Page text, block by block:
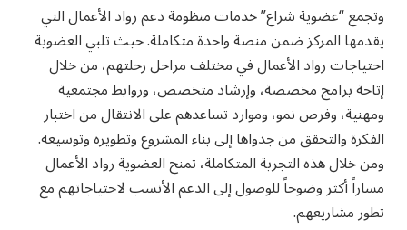
وتجمع “عضوية شراع” خدمات منظومة دعم رواد الأعمال التي
يقدمها المركز ضمن منصة واحدة متكاملة. حيث تلبي العضوية
احتياجات رواد الأعمال في مختلف مراحل رحلتهم، من خلال
إتاحة برامج مخصصة، وإرشاد متخصص، وروابط مجتمعية
ومهنية، وفرص نمو، وموارد تساعدهم على الانتقال من اختبار
الفكرة والتحقق من جدواها إلى بناء المشروع وتطويره وتوسيعه.
ومن خلال هذه التجربة المتكاملة، تمنح العضوية رواد الأعمال
مساراً أكثر وضوحاً للوصول إلى الدعم الأنسب لاحتياجاتهم مع
تطور مشاريعهم.